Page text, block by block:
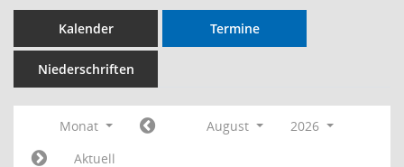
Kalender Termine
Niederschriften
Monat August
2026
Aktuell